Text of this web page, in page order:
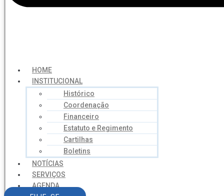
HOME
INSTITUCIONAL
Histórico
Coordenação
Financeiro
Estatuto e Regimento
Cartilhas
Boletins
NOTÍCIAS
SERVIÇOS
AGENDA